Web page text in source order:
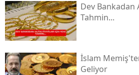
Dev Bankadan
Tahmin...
İslam
Geliyor